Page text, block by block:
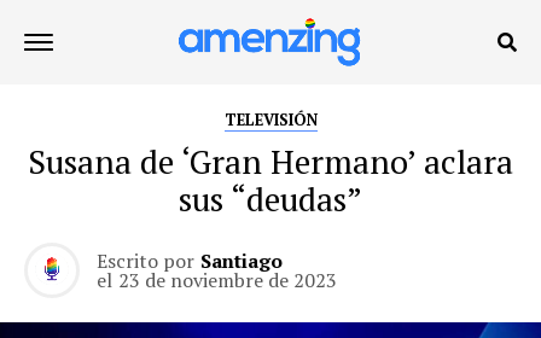
TELEVISIÓN
Susana de ‘Gran Hermano’ aclara
sus “deudas”
Escrito por Santiago
el 23 de noviembre de 2023